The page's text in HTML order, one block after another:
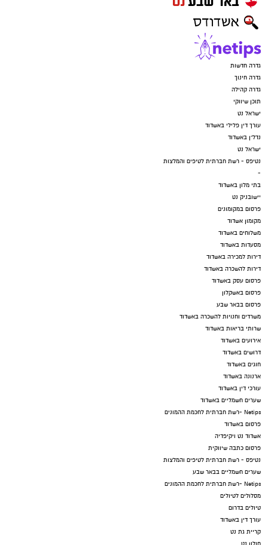
גדרה חדשות
גדרה חינוך
גדרה קהילה
תוכן שיווקי
ישראל נט
עורך דין פלילי באשדוד
נדל"ן באשדוד
ישראל נט
נטיפס - רשת חברתית לטיפים והמלצות
-
בתי מלון באשדוד
יישובניק נט
פרסום במקומונים
מקומון אשדוד
משלוחים באשדוד
מסעדות באשדוד
דירות למכירה באשדוד
דירות להשכרה באשדוד
פרסום עסק באשדוד
פרסום באשקלון
פרסום בבאר שבע
משרדים וחנויות להשכרה באשדוד
שרותי בריאות באשדוד
אירועים באשדוד
דרושים באשדוד
חוגים באשדוד
ארנונה באשדוד
עורכי דין באשדוד
שערים חשמליים באשדוד
Netips -רשת חברתית לחכמת ההמונים
פרסום באשדוד
אשדוד נט ויקיפדיה
פרסום כתבה שיווקית
נטיפס - רשת חברתית לטיפים והמלצות
שערים חשמליים בבאר שבע
Netips -רשת חברתית לחכמת ההמונים
מסלולים לטיולים
טיולים בדרום
עורך דין באשדוד
קריית גת נט